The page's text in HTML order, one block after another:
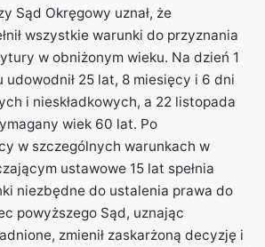
Sąd Okręgowy uznał, że
wszystkie warunki do przyznania
w obniżonym wieku. Na dzień 1
25 lat, 8 miesięcy i 6 dni
i nieskładkowych, a 22 listopada
wiek 60 lat. Po
w szczególnych warunkach w
ustawowe 15 lat spełnia
niezbędne do ustalenia prawa do
powyższego Sąd, uznając
zmienił zaskarżoną decyzję i